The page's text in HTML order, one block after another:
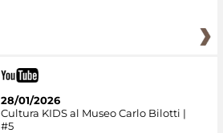
28/01/2026
Cultura KIDS al Museo Carlo Bilotti |
#5